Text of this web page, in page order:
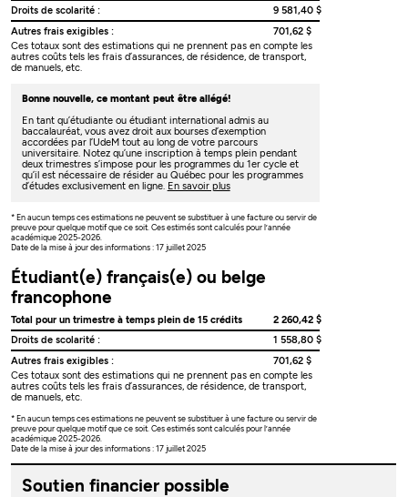
Droits de scolarité :
9 581,40 $
Autres frais exigibles :
701,62 $
Ces totaux sont des estimations qui ne prennent pas en compte les
autres coûts tels les frais d’assurances, de résidence, de transport,
de manuels, etc.
Bonne nouvelle, ce montant peut être allégé!
En tant qu’étudiante ou étudiant international admis au
baccalauréat, vous avez droit aux bourses d’exemption
accordées par l’UdeM tout au long de votre parcours
universitaire. Notez qu’une inscription à temps plein pendant
deux trimestres s’impose pour les programmes du 1er cycle et
qu’il est nécessaire de résider au Québec pour les programmes
d’études exclusivement en ligne. En savoir plus
* En aucun temps ces estimations ne peuvent se substituer à une facture ou servir de
preuve pour quelque motif que ce soit. Ces estimés sont calculés pour l’année
académique 2025-2026.
Date de la mise à jour des informations : 17 juillet 2025
Étudiant(e) français(e) ou belge
francophone
Total pour un trimestre à temps plein de 15 crédits
2 260,42 $
Droits de scolarité :
1 558,80 $
Autres frais exigibles :
701,62 $
Ces totaux sont des estimations qui ne prennent pas en compte les
autres coûts tels les frais d’assurances, de résidence, de transport,
de manuels, etc.
* En aucun temps ces estimations ne peuvent se substituer à une facture ou servir de
preuve pour quelque motif que ce soit. Ces estimés sont calculés pour l’année
académique 2025-2026.
Date de la mise à jour des informations : 17 juillet 2025
Soutien financier possible